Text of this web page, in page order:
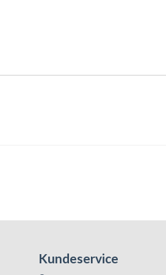
Kundeservice